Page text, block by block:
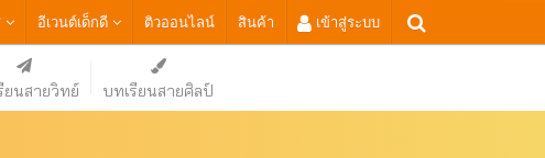
อีเวนต์เด็กดี ติวออนไลน์ สินค้า เข้าสู่ระบบ
ยนสายวิทย์ บทเรียนสายศิลป์